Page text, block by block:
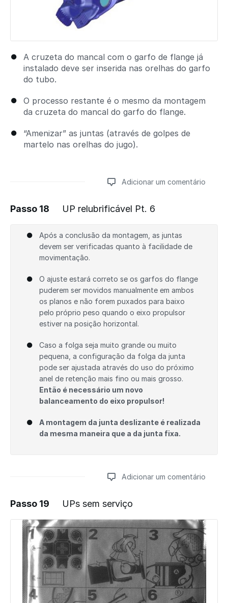
A cruzeta do mancal com o garfo de flange já
instalado deve ser inserida nas orelhas do garfo
do tubo.
O processo restante é o mesmo da montagem
da cruzeta do mancal do garfo do flange.
“Amenizar” as juntas (através de golpes de
martelo nas orelhas do jugo).
Adicionar um comentário
Passo 18 UP relubrificável Pt. 6
Após a conclusão da montagem, as juntas
devem ser verificadas quanto à facilidade de
movimentação.
O ajuste estará correto se os garfos do flange
puderem ser movidos manualmente em ambos
os planos e não forem puxados para baixo
pelo próprio peso quando o eixo propulsor
estiver na posição horizontal.
Caso a folga seja muito grande ou muito
pequena, a configuração da folga da junta
pode ser ajustada através do uso do próximo
anel de retenção mais fino ou mais grosso.
Então é necessário um novo
balanceamento do eixo propulsor!
A montagem da junta deslizante é realizada
da mesma maneira que a da junta fixa.
Adicionar um comentário
Adicionar um comentário
Passo 19 UPs sem serviço